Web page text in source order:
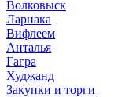
Волковыск
Ларнака
Вифлеем
Анталья
Гагра
Худжанд
Закупки и торги